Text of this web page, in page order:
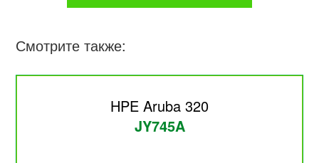
Смотрите также:
HPE Aruba 320
JY745A